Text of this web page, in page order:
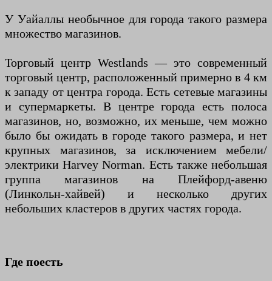
У Уайаллы необычное для города такого размера
множество магазинов.
Торговый центр Westlands — это современный
торговый центр, расположенный примерно в 4 км
к западу от центра города. Есть сетевые магазины
и супермаркеты. В центре города есть полоса
магазинов, но, возможно, их меньше, чем можно
было бы ожидать в городе такого размера, и нет
крупных магазинов, за исключением мебели/
электрики Harvey Norman. Есть также небольшая
группа магазинов на Плейфорд-авеню
(Линкольн-хайвей) и несколько других
небольших кластеров в других частях города.
Где поесть